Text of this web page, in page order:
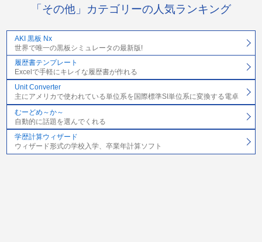
「その他」カテゴリーの人気ランキング
AKI 黒板 Nx
世界で唯一の黒板シミュレータの最新版!
履歴書テンプレート
Excelで手軽にキレイな履歴書が作れる
Unit Converter
主にアメリカで使われている単位系を国際標準SI単位系に変換する電卓
むーどめ～か～
自動的に話題を選んでくれる
学歴計算ウィザード
ウィザード形式の学校入学、卒業年計算ソフト